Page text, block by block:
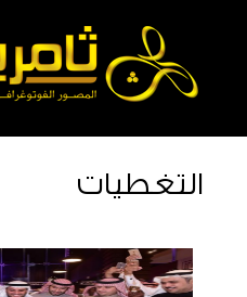
التغطيات